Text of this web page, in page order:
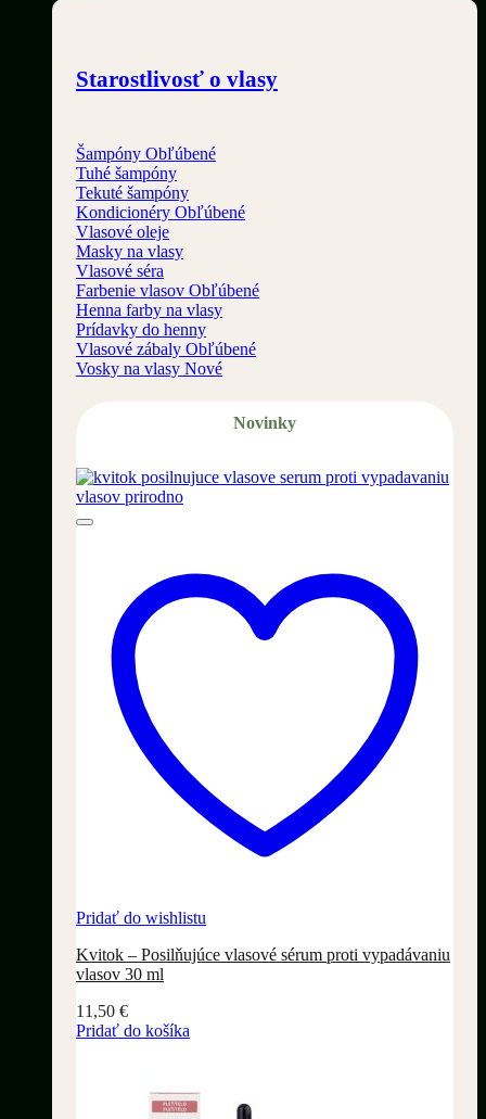
Starostlivosť o vlasy
Šampóny
Tuhé šampóny
Tekuté šampóny
Kondicionéry
Vlasové oleje
Masky na vlasy
Vlasové séra
Farbenie vlasov
Henna farby na vlasy
Prídavky do henny
Vlasové zábaly
Vosky na vlasy
Novinky
Pridať do wishlistu
Kvitok – Posilňujúce vlasové sérum proti vypadávaniu
vlasov 30 ml
11,50 €
Pridať do košíka